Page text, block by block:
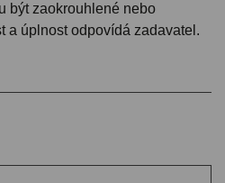
být zaokrouhlené nebo
a úplnost odpovídá zadavatel.